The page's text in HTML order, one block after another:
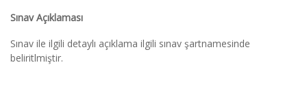
Sınav Açıklaması
Sınav ile ilgili detaylı açıklama ilgili sınav şartnamesinde
beliritlmiştir.